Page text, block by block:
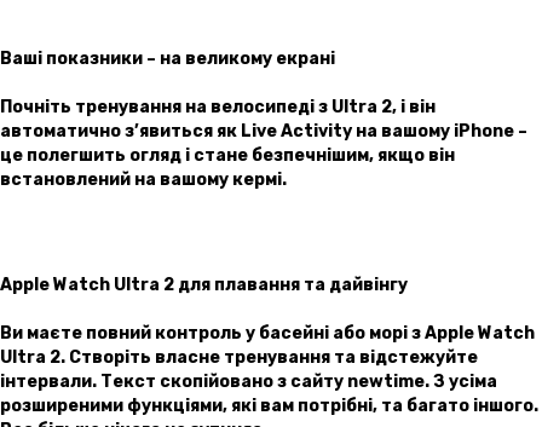
Ваші показники – на великому екрані
Почніть тренування на велосипеді з Ultra 2, і він
автоматично з’явиться як Live Activity на вашому iPhone –
це полегшить огляд і стане безпечнішим, якщо він
встановлений на вашому кермі.
Apple Watch Ultra 2 для плавання та дайвінгу
Ви маєте повний контроль у басейні або морі з Apple Watch
Ultra 2. Створіть власне тренування та відстежуйте
інтервали. Текст скопійовано з сайту newtime. З усіма
розширеними функціями, які вам потрібні, та багато іншого.